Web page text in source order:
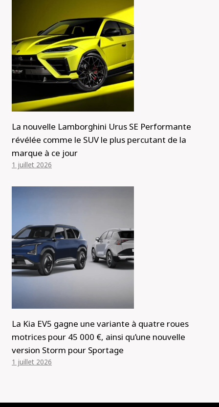
La nouvelle Lamborghini Urus SE Performante
révélée comme le SUV le plus percutant de la
marque à ce jour
1 juillet 2026
La Kia EV5 gagne une variante à quatre roues
motrices pour 45 000 €, ainsi qu’une nouvelle
version Storm pour Sportage
1 juillet 2026